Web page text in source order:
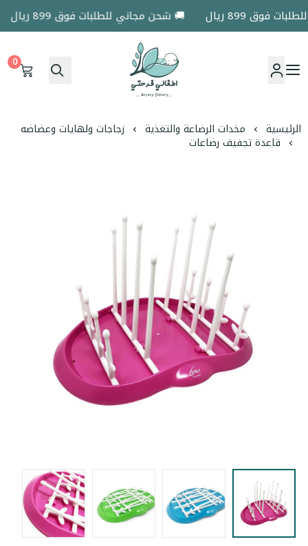
فوق 899 ريال 🚚 شحن مجاني للطلبات فوق 899 ريال
اطفالي فرحتي
0
الرئيسية مخدات الرضاعة والتغذية زجاجات ولهايات وعضاضه
قاعدة تجفيف رضاعات